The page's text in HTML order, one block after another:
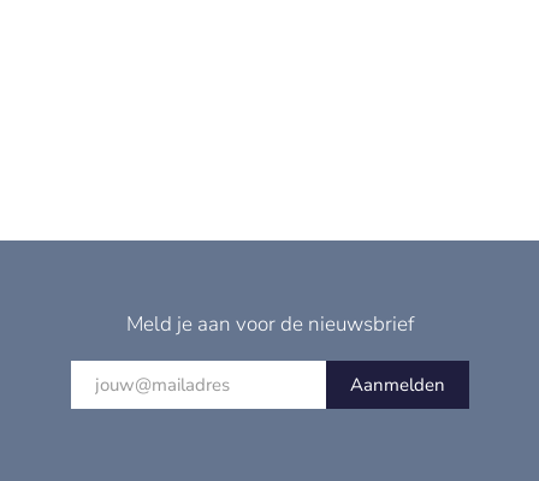
Meld je aan voor de nieuwsbrief
Aanmelden